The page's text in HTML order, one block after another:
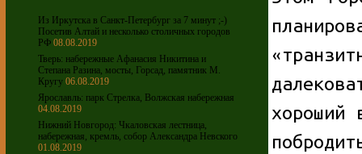
Из Иркутска в Санкт-Петербург за 7 минут ;-)
Посетив Алтай и несколько столичных городов
РФ 08.08.2019
Тверь: набережные Афанасия Никитина и
Степана Разина, мосты, Горсад, памятник М.
Кругу 06.08.2019
Ярославль: парк Стрелка, Волжская набережная
04.08.2019
Нижний Новгород: Чкаловская лестница,
набережная, кремль, собор Александра Невского
01.08.2019
хороший